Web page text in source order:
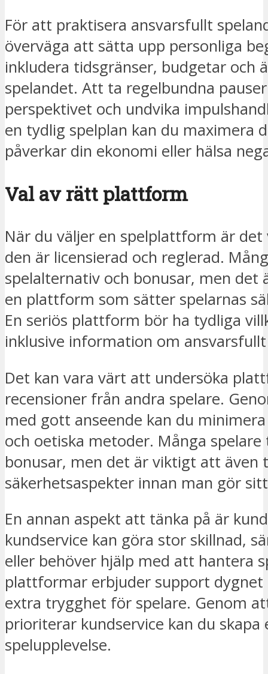
För att praktisera ansvarsfullt
överväga att sätta upp personliga
inkludera tidsgränser, budgetar och
spelandet. Att ta regelbundna
perspektivet och undvika
en tydlig spelplan kan du maximera
påverkar din ekonomi eller hälsa
Val av rätt plattform
När du väljer en spelplattform är
den är licensierad och reglerad.
spelalternativ och bonusar, men det
en plattform som sätter spelarnas
En seriös plattform bör ha tydliga
inklusive information om
Det kan vara värt att undersöka
recensioner från andra spelare.
med gott anseende kan du
och oetiska metoder. Många
bonusar, men det är viktigt att även
säkerhetsaspekter innan man gör
En annan aspekt att tänka på är
kundservice kan göra stor skillnad,
eller behöver hjälp med att hantera
plattformar erbjuder support dygnet
extra trygghet för spelare. Genom
prioriterar kundservice kan du
spelupplevelse.